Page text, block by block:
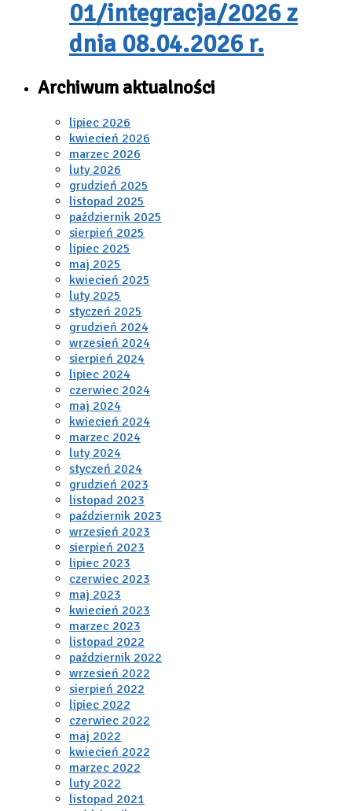
01/integracja/2026 z
dnia 08.04.2026 r.
Archiwum aktualności
lipiec 2026
kwiecień 2026
marzec 2026
luty 2026
grudzień 2025
listopad 2025
październik 2025
sierpień 2025
lipiec 2025
maj 2025
kwiecień 2025
luty 2025
styczeń 2025
grudzień 2024
wrzesień 2024
sierpień 2024
lipiec 2024
czerwiec 2024
maj 2024
kwiecień 2024
marzec 2024
luty 2024
styczeń 2024
grudzień 2023
listopad 2023
październik 2023
wrzesień 2023
sierpień 2023
lipiec 2023
czerwiec 2023
maj 2023
kwiecień 2023
marzec 2023
listopad 2022
październik 2022
wrzesień 2022
sierpień 2022
lipiec 2022
czerwiec 2022
maj 2022
kwiecień 2022
marzec 2022
luty 2022
listopad 2021